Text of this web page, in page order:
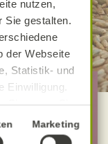
nutzen,
Sie gestalten.
der Webseite
Statistik- und
Einwilligung.
Sie, wenn Sie
Einwilligung
von
Marketing